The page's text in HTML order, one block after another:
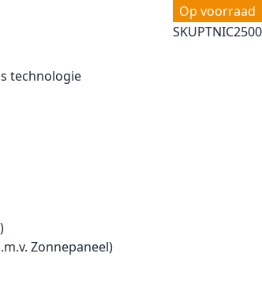
Op voorraad
SKUPTNIC2500
technologie
Zonnepaneel)